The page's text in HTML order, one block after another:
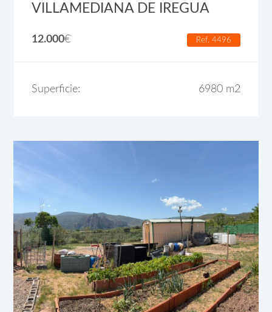
VILLAMEDIANA DE IREGUA
12.000€ Ref. 4496
Superficie: 6980 m2